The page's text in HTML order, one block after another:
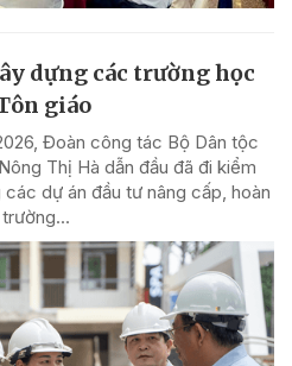
dựng các trường học
giáo
Đoàn công tác Bộ Dân tộc
Thị Hà dẫn đầu đã đi kiểm
dự án đầu tư nâng cấp, hoàn